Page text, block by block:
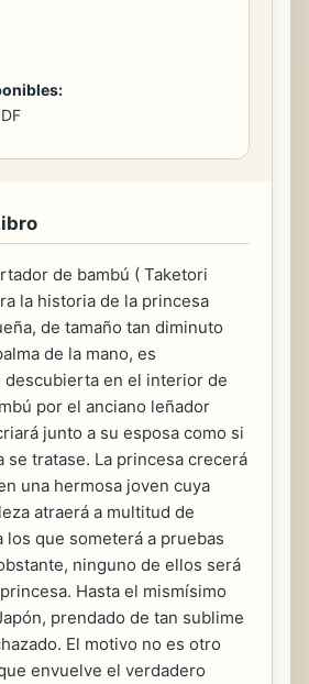
de bambú ( Taketori
la historia de la princesa
de tamaño tan diminuto
de la mano, es
descubierta en el interior de
por el anciano leñador
junto a su esposa como si
se tratase. La princesa crecerá
una hermosa joven cuya
atraerá a multitud de
los que someterá a pruebas
ninguno de ellos será
Hasta el mismísimo
prendado de tan sublime
El motivo no es otro
envuelve el verdadero